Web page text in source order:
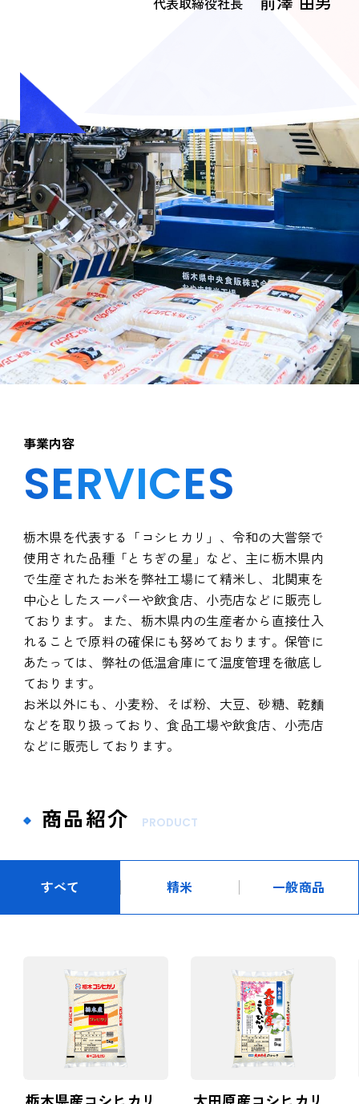
事業内容
SERVICES
栃木県を代表する「コシヒカリ」、令和の大嘗祭で
使用された品種「とちぎの星」など、主に栃木県内
で生産されたお米を弊社工場にて精米し、北関東を
中心としたスーパーや飲食店、小売店などに販売し
ております。また、栃木県内の生産者から直接仕入
れることで原料の確保にも努めております。保管に
あたっては、弊社の低温倉庫にて温度管理を徹底し
ております。
お米以外にも、小麦粉、そば粉、大豆、砂糖、乾麵
などを取り扱っており、食品工場や飲食店、小売店
などに販売しております。
商品紹介 PRODUCT
すべて 精米 一般商品